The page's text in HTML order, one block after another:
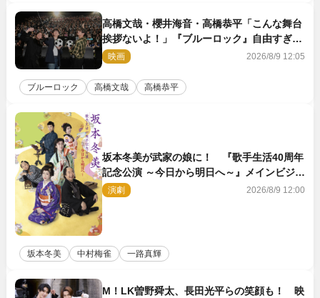
高橋文哉・櫻井海音・高橋恭平「こんな舞台
挨拶ないよ！」『ブルーロック』自由すぎる
イベントレポート
映画 2026/8/9 12:05
ブルーロック 高橋文哉 高橋恭平
坂本冬美が武家の娘に！ 『歌手生活40周年
記念公演 ～今日から明日へ～』メインビジュ
アル公開
演劇 2026/8/9 12:00
坂本冬美 中村梅雀 一路真輝
M！LK曽野舜太、長田光平らの笑顔も！ 映